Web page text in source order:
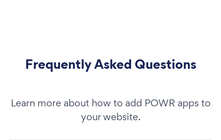
Frequently Asked Questions
Learn more about how to add POWR apps to
your website.